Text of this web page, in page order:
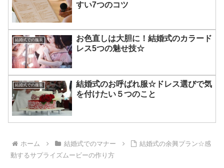
すい7つのコツ
結婚式での服装
お色直しは大胆に！結婚式のカラード
レス5つの魅せ技☆
結婚式での服装
結婚式のお呼ばれ服☆ドレス選びで気
を付けたい５つのこと
ホーム 結婚式でのマナー
結婚式の余興プラン☆感
動するサプライズムービーの作り方